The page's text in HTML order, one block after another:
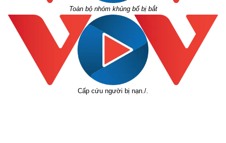
Quân sự - Quốc
Toàn bộ nhóm khủng bố bị bắt
Cấp cứu người bị nạn./.